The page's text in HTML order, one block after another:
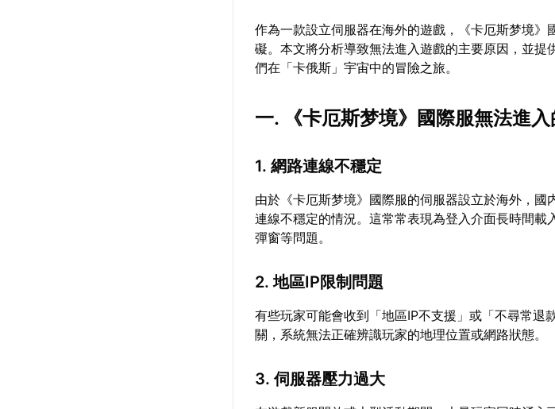
作為一款設立伺服器在海外的遊戲，《卡厄斯梦境
礙。本文將分析導致無法進入遊戲的主要原因，並
們在「卡俄斯」宇宙中的冒險之旅。
一. 《卡厄斯梦境》國際服無法進入
1. 網路連線不穩定
由於《卡厄斯梦境》國際服的伺服器設立於海外，國
連線不穩定的情況。這常常表現為登入介面長時間
彈窗等問題。
2. 地區IP限制問題
有些玩家可能會收到「地區IP不支援」或「不尋常退
關，系統無法正確辨識玩家的地理位置或網路狀態。
3. 伺服器壓力過大